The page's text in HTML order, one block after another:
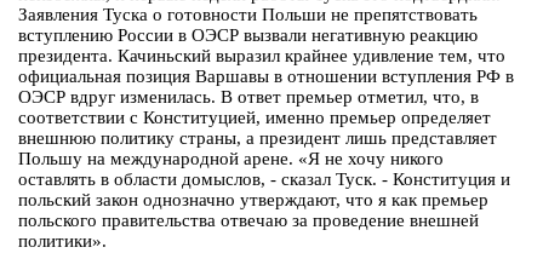
Заявления Туска о готовности Польши не препятствовать
вступлению России в ОЭСР вызвали негативную реакцию
президента. Качиньский выразил крайнее удивление тем, что
официальная позиция Варшавы в отношении вступления РФ в
ОЭСР вдруг изменилась. В ответ премьер отметил, что, в
соответствии с Конституцией, именно премьер определяет
внешнюю политику страны, а президент лишь представляет
Польшу на международной арене. «Я не хочу никого
оставлять в области домыслов, - сказал Туск. - Конституция и
польский закон однозначно утверждают, что я как премьер
польского правительства отвечаю за проведение внешней
политики».